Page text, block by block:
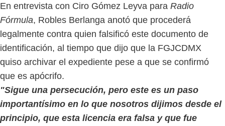
En entrevista con Ciro Gómez Leyva para Radio
Fórmula, Robles Berlanga anotó que procederá
legalmente contra quien falsificó este documento de
identificación, al tiempo que dijo que la FGJCDMX
quiso archivar el expediente pese a que se confirmó
que es apócrifo.
"Sigue una persecución, pero este es un paso
importantísimo en lo que nosotros dijimos desde el
principio, que esta licencia era falsa y que fue